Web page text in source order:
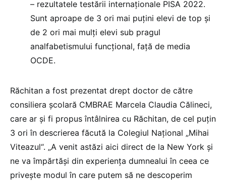
– rezultatele testării internaționale PISA 2022.
Sunt aproape de 3 ori mai puțini elevi de top și
de 2 ori mai mulți elevi sub pragul
analfabetismului funcțional, față de media
OCDE.
Răchitan a fost prezentat drept doctor de către
consiliera școlară CMBRAE Marcela Claudia Călineci,
care ar și fi propus întâlnirea cu Răchitan, de cel puțin
3 ori în descrierea făcută la Colegiul Național „Mihai
Viteazul“. „A venit astăzi aici direct de la New York și
ne va împărtăși din experiența dumnealui în ceea ce
privește modul în care putem să ne descoperim